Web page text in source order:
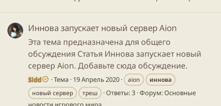
Иннова запускает новый сервер Aion
Эта тема предназначена для общего
обсуждения Статья Иннова запускает новый
сервер Aion. Добавьте сюда обсуждение.
Sidd Тема 19 Апрель 2020 aion
иннова
новый сервер
треш Ответы: 3 Форум:Основные